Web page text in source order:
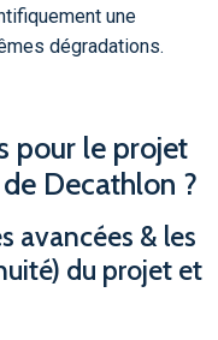
une
dégradations.
pour le projet
Decathlon ?
avancées & les
du projet et